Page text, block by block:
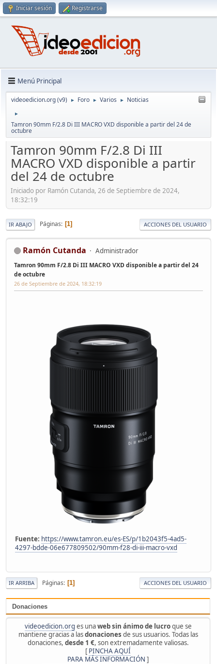
Iniciar sesión Registrarse
Menú Principal
videoedicion.org (v9) ► Foro ► Varios ► Noticias
►
Tamron 90mm F/2.8 Di III MACRO VXD disponible a partir del 24 de
octubre
Donaciones
videoedicion.org es unaweb sin ánimo de lucroque se
mantiene gracias a lasdonaciones de sus usuarios. Todas las
donaciones, desde 1 €, son extremadamente valiosas.
[ PINCHA AQUÍ
PARA MÁS INFORMACIÓN ]
Tamron 90mm F/2.8 Di III
MACRO VXD disponible a partir
del 24 de octubre
Iniciado por Ramón Cutanda, 26 de Septiembre de 2024,
18:32:19
IR ABAJO Páginas 1 ACCIONES DEL USUARIO
Ramón Cutanda Administrador
Tamron 90mm F/2.8 Di III MACRO VXD disponible a partir del 24
de octubre
26 de Septiembre de 2024, 18:32:19
Fuente: https://www.tamron.eu/es-ES/p/1b2043f5-4ad5-
4297-bdde-06e677809502/90mm-f28-di-iii-macro-vxd
IR ARRIBA Páginas 1 ACCIONES DEL USUARIO